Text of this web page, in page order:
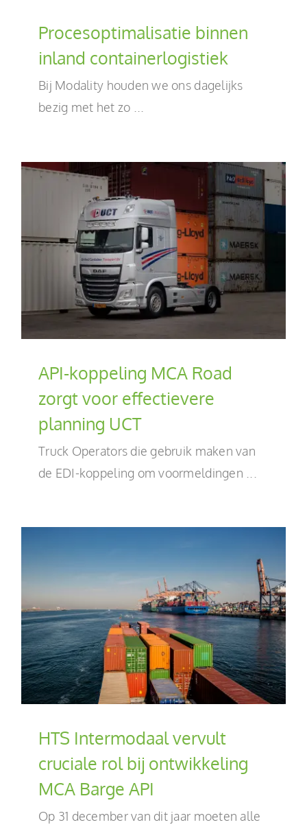
Procesoptimalisatie binnen
inland containerlogistiek
Bij Modality houden we ons dagelijks
bezig met het zo ...
API-koppeling MCA Road
zorgt voor effectievere
planning UCT
Truck Operators die gebruik maken van
de EDI-koppeling om voormeldingen ...
HTS Intermodaal vervult
cruciale rol bij ontwikkeling
MCA Barge API
Op 31 december van dit jaar moeten alle